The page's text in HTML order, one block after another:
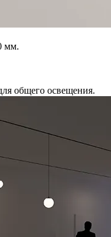
мм.
общего освещения.